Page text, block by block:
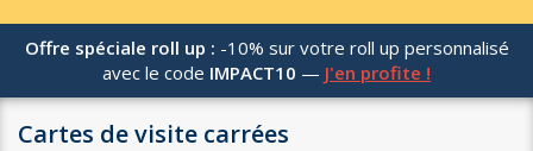
Offre spéciale roll up : -10% sur votre roll up personnalisé
avec le code IMPACT10 — J'en profite !
Cartes de visite carrées